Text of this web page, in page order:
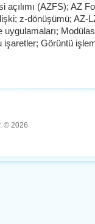
açılımı (AZFS); AZ
z-dönüşümü; AZ-
uygulamaları;
işaretler; Görüntü
© 2026